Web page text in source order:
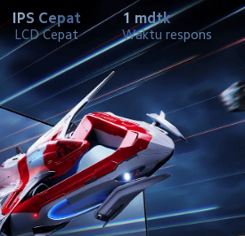
IPS Cepat
LCD Cepat
1 mdtk
Waktu respons